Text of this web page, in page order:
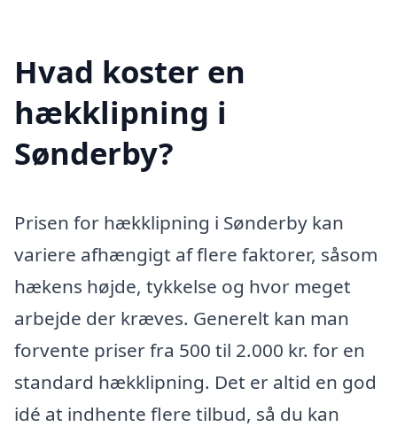
Hvad koster en
hækklipning i
Sønderby?
Prisen for hækklipning i Sønderby kan
variere afhængigt af flere faktorer, såsom
hækens højde, tykkelse og hvor meget
arbejde der kræves. Generelt kan man
forvente priser fra 500 til 2.000 kr. for en
standard hækklipning. Det er altid en god
idé at indhente flere tilbud, så du kan